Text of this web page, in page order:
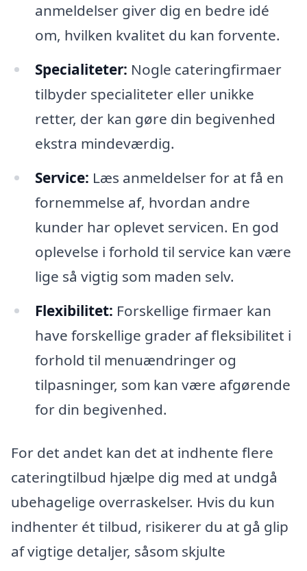
anmeldelser giver dig en bedre idé
om, hvilken kvalitet du kan forvente.
Specialiteter: Nogle cateringfirmaer
tilbyder specialiteter eller unikke
retter, der kan gøre din begivenhed
ekstra mindeværdig.
Service: Læs anmeldelser for at få en
fornemmelse af, hvordan andre
kunder har oplevet servicen. En god
oplevelse i forhold til service kan være
lige så vigtig som maden selv.
Flexibilitet: Forskellige firmaer kan
have forskellige grader af fleksibilitet i
forhold til menuændringer og
tilpasninger, som kan være afgørende
for din begivenhed.
For det andet kan det at indhente flere
cateringtilbud hjælpe dig med at undgå
ubehagelige overraskelser. Hvis du kun
indhenter ét tilbud, risikerer du at gå glip
af vigtige detaljer, såsom skjulte